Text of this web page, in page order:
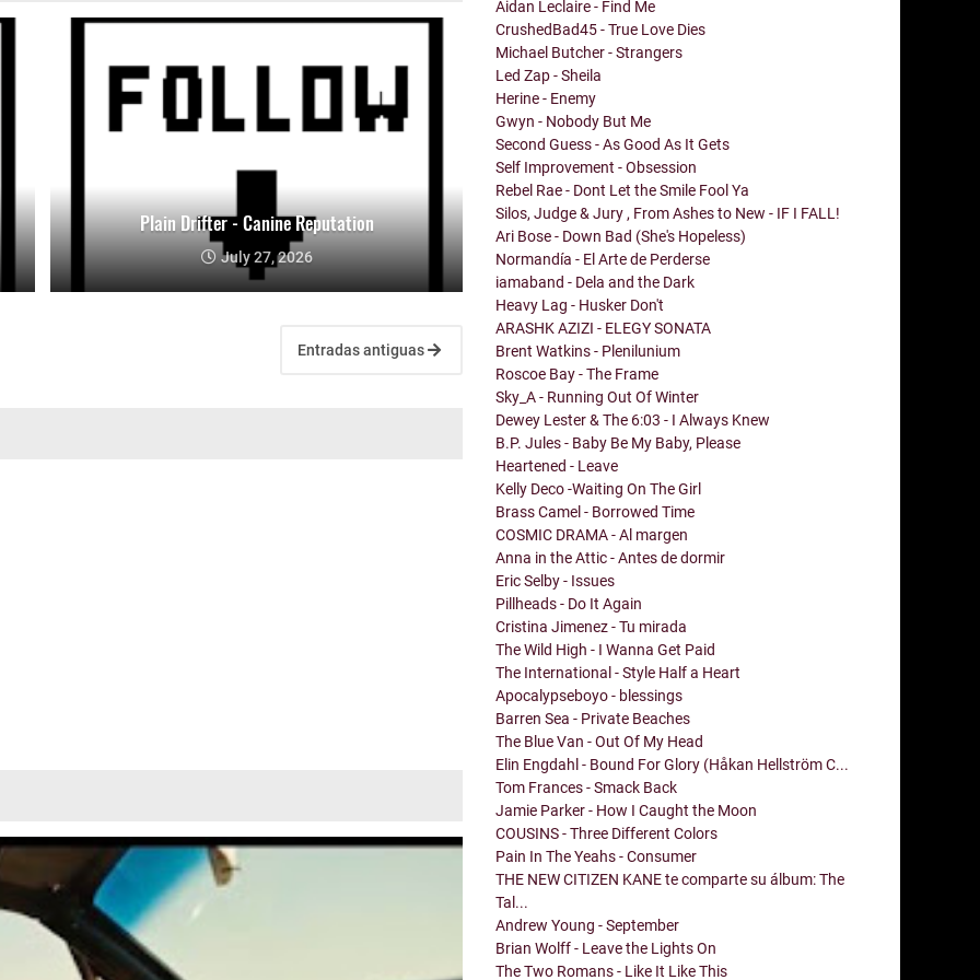
Plain Drifter - Canine Reputation
July 27, 2026
Entradas antiguas
Aidan Leclaire - Find Me
CrushedBad45 - True Love Dies
Michael Butcher - Strangers
Led Zap - Sheila
Herine - Enemy
Gwyn - Nobody But Me
Second Guess - As Good As It Gets
Self Improvement - Obsession
Rebel Rae - Dont Let the Smile Fool Ya
Silos, Judge & Jury , From Ashes to New - IF I FALL!
Ari Bose - Down Bad (She's Hopeless)
Normandía - El Arte de Perderse
iamaband - Dela and the Dark
Heavy Lag - Husker Don't
ARASHK AZIZI - ELEGY SONATA
Brent Watkins - Plenilunium
Roscoe Bay - The Frame
Sky_A - Running Out Of Winter
Dewey Lester & The 6:03 - I Always Knew
B.P. Jules - Baby Be My Baby, Please
Heartened - Leave
Kelly Deco -Waiting On The Girl
Brass Camel - Borrowed Time
COSMIC DRAMA - Al margen
Anna in the Attic - Antes de dormir
Eric Selby - Issues
Pillheads - Do It Again
Cristina Jimenez - Tu mirada
The Wild High - I Wanna Get Paid
The International - Style Half a Heart
Apocalypseboyo - blessings
Barren Sea - Private Beaches
The Blue Van - Out Of My Head
Elin Engdahl - Bound For Glory (Håkan Hellström C...
Tom Frances - Smack Back
Jamie Parker - How I Caught the Moon
COUSINS - Three Different Colors
Pain In The Yeahs - Consumer
THE NEW CITIZEN KANE te comparte su álbum: The
Tal...
Andrew Young - September
Brian Wolff - Leave the Lights On
The Two Romans - Like It Like This